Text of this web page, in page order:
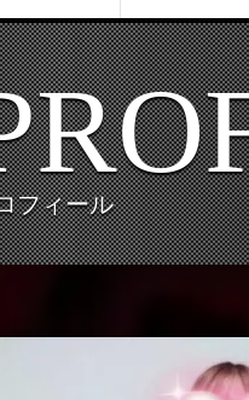
フィール